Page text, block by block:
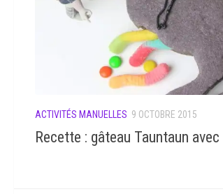
ACTIVITÉS MANUELLES 9 OCTOBRE 2015
Recette : gâteau Tauntaun